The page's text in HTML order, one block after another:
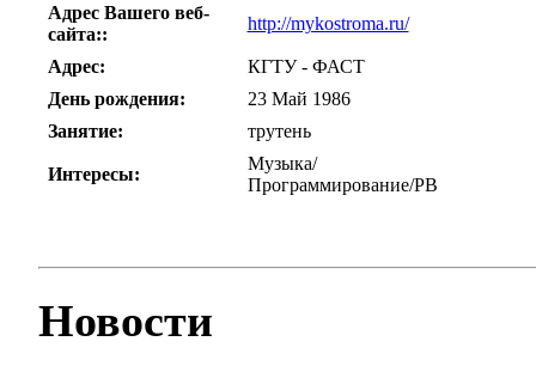
Адрес Вашего веб-
сайта::
http://mykostroma.ru/
Адрес:
КГТУ - ФАСТ
День рождения:
23 Май 1986
Занятие:
трутень
Интересы:
Музыка/
Программирование/РВ
Новости